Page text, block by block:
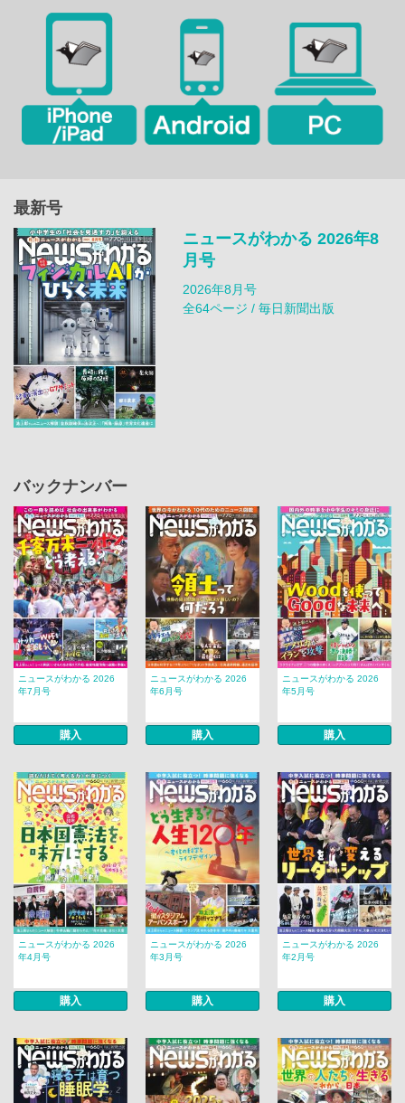
最新号
ニュースがわかる 2026年8
月号
2026年8月号
全64ページ / 毎日新聞出版
バックナンバー
ニュースがわかる 2026
年7月号
購入
ニュースがわかる 2026
年6月号
購入
ニュースがわかる 2026
年5月号
購入
ニュースがわかる 2026
年4月号
購入
ニュースがわかる 2026
年3月号
購入
ニュースがわかる 2026
年2月号
購入